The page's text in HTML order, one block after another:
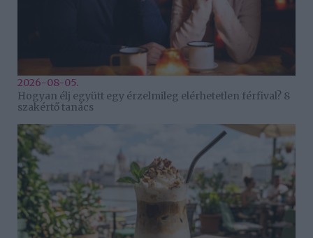
2026-08-05.
Hogyan élj együtt egy érzelmileg elérhetetlen férfival? 8
szakértő tanács